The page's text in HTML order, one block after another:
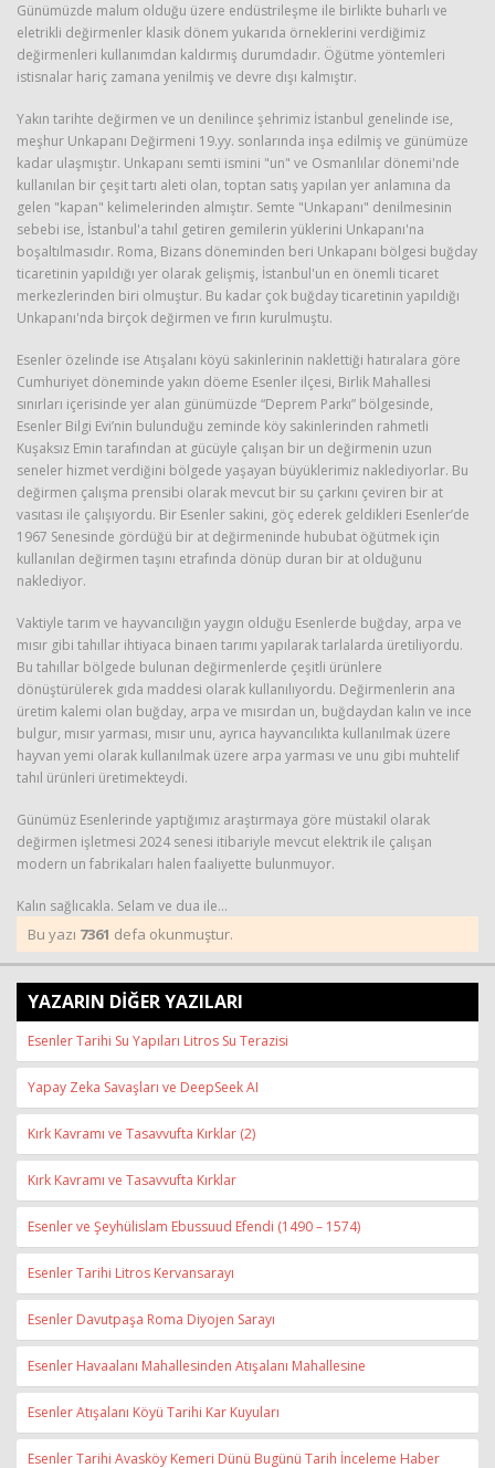
Günümüzde malum olduğu üzere endüstrileşme ile birlikte buharlı ve
eletrikli değirmenler klasik dönem yukarıda örneklerini verdiğimiz
değirmenleri kullanımdan kaldırmış durumdadır. Öğütme yöntemleri
istisnalar hariç zamana yenilmiş ve devre dışı kalmıştır.
Yakın tarihte değirmen ve un denilince şehrimiz İstanbul genelinde ise,
meşhur Unkapanı Değirmeni 19.yy. sonlarında inşa edilmiş ve günümüze
kadar ulaşmıştır. Unkapanı semti ismini "un" ve Osmanlılar dönemi'nde
kullanılan bir çeşit tartı aleti olan, toptan satış yapılan yer anlamına da
gelen "kapan" kelimelerinden almıştır. Semte "Unkapanı" denilmesinin
sebebi ise, İstanbul'a tahıl getiren gemilerin yüklerini Unkapanı'na
boşaltılmasıdır. Roma, Bizans döneminden beri Unkapanı bölgesi buğday
ticaretinin yapıldığı yer olarak gelişmiş, İstanbul'un en önemli ticaret
merkezlerinden biri olmuştur. Bu kadar çok buğday ticaretinin yapıldığı
Unkapanı'nda birçok değirmen ve fırın kurulmuştu.
Esenler özelinde ise Atışalanı köyü sakinlerinin naklettiği hatıralara göre
Cumhuriyet döneminde yakın döeme Esenler ilçesi, Birlik Mahallesi
sınırları içerisinde yer alan günümüzde “Deprem Parkı” bölgesinde,
Esenler Bilgi Evi’nin bulunduğu zeminde köy sakinlerinden rahmetli
Kuşaksız Emin tarafından at gücüyle çalışan bir un değirmenin uzun
seneler hizmet verdiğini bölgede yaşayan büyüklerimiz naklediyorlar. Bu
değirmen çalışma prensibi olarak mevcut bir su çarkını çeviren bir at
vasıtası ile çalışıyordu. Bir Esenler sakini, göç ederek geldikleri Esenler’de
1967 Senesinde gördüğü bir at değirmeninde hububat öğütmek için
kullanılan değirmen taşını etrafında dönüp duran bir at olduğunu
naklediyor.
Vaktiyle tarım ve hayvancılığın yaygın olduğu Esenlerde buğday, arpa ve
mısır gibi tahıllar ihtiyaca binaen tarımı yapılarak tarlalarda üretiliyordu.
Bu tahıllar bölgede bulunan değirmenlerde çeşitli ürünlere
dönüştürülerek gıda maddesi olarak kullanılıyordu. Değirmenlerin ana
üretim kalemi olan buğday, arpa ve mısırdan un, buğdaydan kalın ve ince
bulgur, mısır yarması, mısır unu, ayrıca hayvancılıkta kullanılmak üzere
hayvan yemi olarak kullanılmak üzere arpa yarması ve unu gibi muhtelif
tahıl ürünleri üretimekteydi.
Günümüz Esenlerinde yaptığımız araştırmaya göre müstakil olarak
değirmen işletmesi 2024 senesi itibariyle mevcut elektrik ile çalışan
modern un fabrikaları halen faaliyette bulunmuyor.
Kalın sağlıcakla. Selam ve dua ile…
Bu yazı 7361 defa okunmuştur.
YAZARIN DİĞER YAZILARI
Esenler Tarihi Su Yapıları Litros Su Terazisi
Yapay Zeka Savaşları ve DeepSeek AI
Kırk Kavramı ve Tasavvufta Kırklar (2)
Kırk Kavramı ve Tasavvufta Kırklar
Esenler ve Şeyhülislam Ebussuud Efendi (1490 – 1574)
Esenler Tarihi Litros Kervansarayı
Esenler Davutpaşa Roma Diyojen Sarayı
Esenler Havaalanı Mahallesinden Atışalanı Mahallesine
Esenler Atışalanı Köyü Tarihi Kar Kuyuları
Esenler Tarihi Avasköy Kemeri Dünü Bugünü Tarih İnceleme Haber